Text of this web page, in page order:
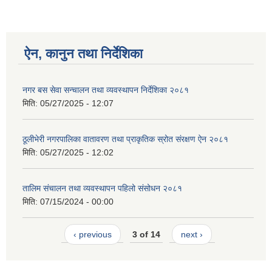
ऐन, कानुन तथा निर्देशिका
नगर बस सेवा सन्चालन तथा व्यवस्थापन निर्देशिका २०८१
मिति: 05/27/2025 - 12:07
ठूलीभेरी नगरपालिका वातावरण तथा प्राकृतिक स्रोत संरक्षण ऐन २०८१
मिति: 05/27/2025 - 12:02
तालिम संचालन तथा व्यवस्थापन पहिलो संसोधन २०८१
मिति: 07/15/2024 - 00:00
‹ previous 3 of 14 next ›